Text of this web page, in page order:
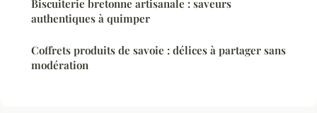
Biscuiterie bretonne artisanale : saveurs
authentiques à quimper
Coffrets produits de savoie : délices à partager sans
modération